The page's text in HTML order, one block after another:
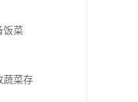
饭菜
蔬菜存